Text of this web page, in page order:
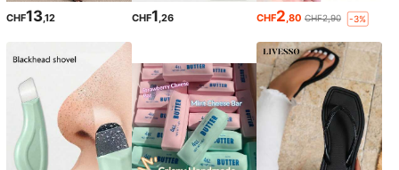
CHF13,12 CHF1,26 CHF2,80 CHF2,90 -3%